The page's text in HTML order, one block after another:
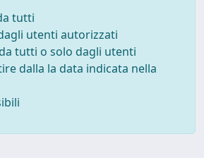
tutti
utenti autorizzati
tutti o solo dagli utenti
dalla la data indicata nella